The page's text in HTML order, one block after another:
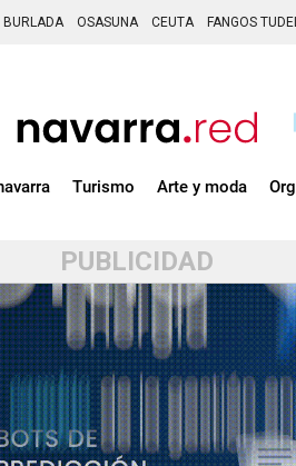
BURLADA OSASUNA CEUTA FANGOS
Turismo Arte y moda
PUBLICIDAD